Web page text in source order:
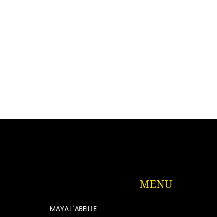
MENU
MAYA L'ABEILLE